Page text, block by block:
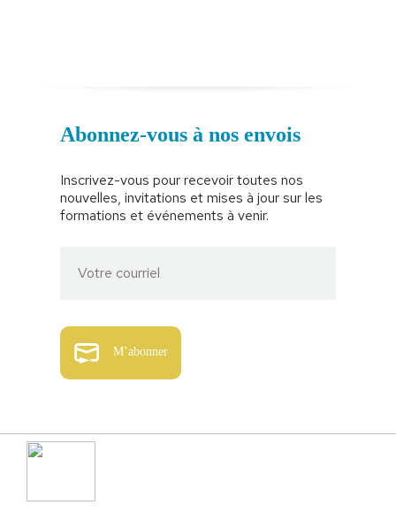
Abonnez-vous à nos envois
Inscrivez-vous pour recevoir toutes nos
nouvelles, invitations et mises à jour sur les
formations et événements à venir.
M’abonner